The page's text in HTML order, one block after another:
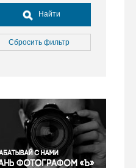
Досуг, туризм и отдых
Культура
Медицина
Окружающая среда
Политика
Правосудие
Происшествия и конфликты
Религия
Найти
Сбросить фильтр